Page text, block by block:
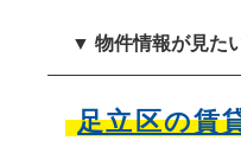
▼ 物件情報が見た
足立区の賃